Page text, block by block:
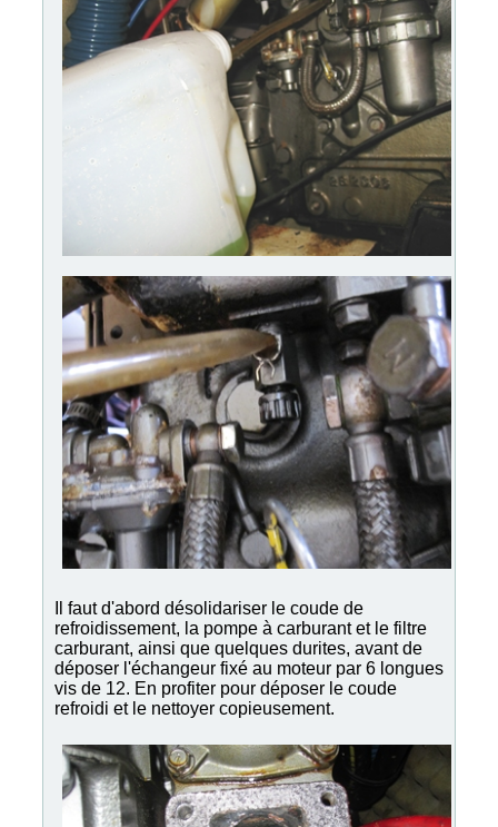
Il faut d'abord désolidariser le coude de
refroidissement, la pompe à carburant et le filtre
carburant, ainsi que quelques durites, avant de
déposer l'échangeur fixé au moteur par 6 longues
vis de 12. En profiter pour déposer le coude
refroidi et le nettoyer copieusement.